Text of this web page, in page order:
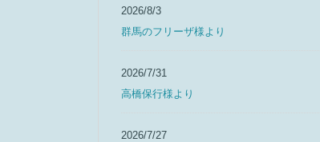
2026/8/3
群馬のフリーザ様より
2026/7/31
高橋保行様より
2026/7/27